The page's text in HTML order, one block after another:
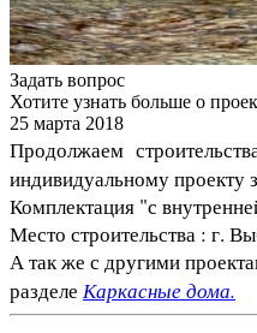
Задать вопрос
Хотите узнать больше о
25 марта 2018
Продолжаем
индивидуальному проекту
Комплектация "с
Место строительства : г.
А так же с другими
разделе Каркасные дома.